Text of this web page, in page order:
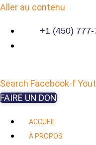
Aller au contenu
+1 (450) 777-
Search Facebook-f
FAIRE UN DON
ACCUEIL
À PROPOS